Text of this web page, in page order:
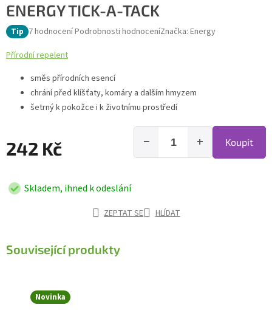
ENERGY TICK-A-TACK
Tip Průměrné hodnocení produktu je 5,0 z 5 hvězdiček.
7 hodnoceníPodrobnosti hodnoceníZnačka: Energy
Přírodní repelent
směs přírodních esencí
chrání před klíšťaty, komáry a dalším hmyzem
šetrný k pokožce i k životnímu prostředí
242 Kč +
− Koupit
Skladem, ihned k odeslání
ZEPTAT SE HLÍDAT
Související produkty
Novinka